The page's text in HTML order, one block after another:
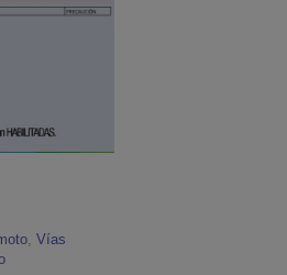
, Vías